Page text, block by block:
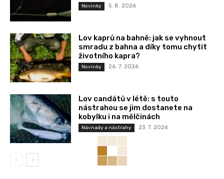
Novinky 5. 8. 2026
Lov kaprů na bahně: jak se vyhnout
smradu z bahna a díky tomu chytit
životního kapra?
Novinky 26. 7. 2026
Lov candátů v létě: s touto
nástrahou se jim dostanete na
kobylku i na mělčinách
Návnady a nástrahy 23. 7. 2026